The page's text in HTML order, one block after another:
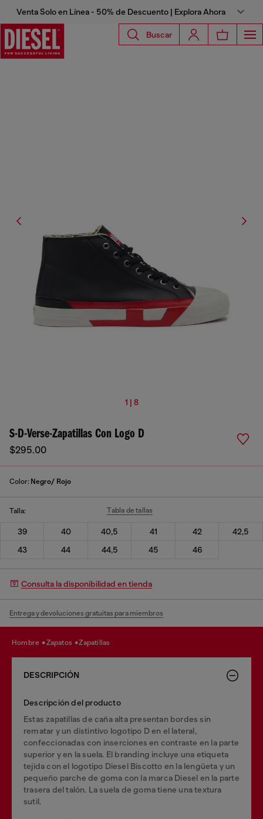
Venta Solo en Línea - 50% de Descuento | Explora Ahora
Buscar
1 | 8
S-D-Verse-Zapatillas Con Logo D
$295.00
Color: Negro/ Rojo
Talla: Tabla de tallas
39 40 40,5 41 42
42,5
43
44 44,5 45 46
Consulta la disponibilidad en tienda
Entrega y devoluciones gratuitas para miembros
hombre zapatos zapatillas
DESCRIPCIÓN
Descripción del producto
Estas zapatillas de caña alta presentan bordes sin
rematar y un distintivo logotipo D en el lateral,
confeccionadas con inserciones en contraste en la parte
superior y en la suela. El branding incluye una etiqueta
tejida con el logotipo Diesel Biscotto en la lengüeta y un
pequeño parche de goma con la marca Diesel en la parte
trasera del talón. La suela de goma tiene una textura
sutil.